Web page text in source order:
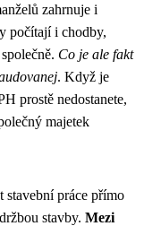
zahrnuje i
počítají i chodby,
Co je ale fakt
. Když je
prostě nedostanete,
majetek
stavební práce přímo
stavby. Mezi